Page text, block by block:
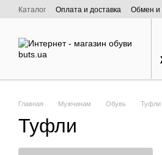
Перейти к основному контенту
Каталог Оплата и доставка Обмен и
О нас
Главная Мужчинам Обувь Туфли
Туфли